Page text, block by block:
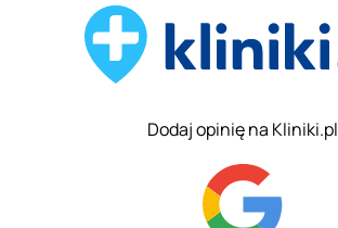
Dodaj opinię na Kliniki.pl